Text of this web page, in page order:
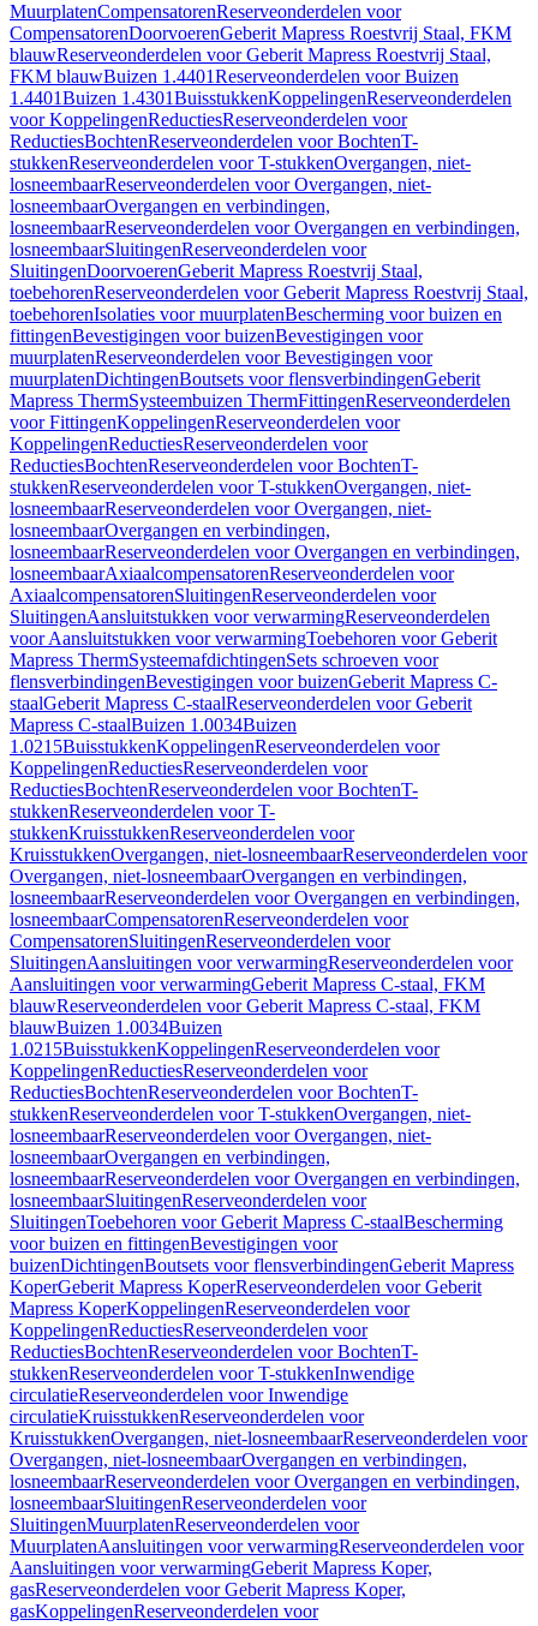
MuurplatenCompensatorenReserveonderdelen voor
CompensatorenDoorvoerenGeberit Mapress Roestvrij Staal, FKM
blauwReserveonderdelen voor Geberit Mapress Roestvrij Staal,
FKM blauwBuizen 1.4401Reserveonderdelen voor Buizen
1.4401Buizen 1.4301BuisstukkenKoppelingenReserveonderdelen
voor KoppelingenReductiesReserveonderdelen voor
ReductiesBochtenReserveonderdelen voor BochtenT-
stukkenReserveonderdelen voor T-stukkenOvergangen, niet-
losneembaarReserveonderdelen voor Overgangen, niet-
losneembaarOvergangen en verbindingen,
losneembaarReserveonderdelen voor Overgangen en verbindingen,
losneembaarSluitingenReserveonderdelen voor
SluitingenDoorvoerenGeberit Mapress Roestvrij Staal,
toebehorenReserveonderdelen voor Geberit Mapress Roestvrij Staal,
toebehorenIsolaties voor muurplatenBescherming voor buizen en
fittingenBevestigingen voor buizenBevestigingen voor
muurplatenReserveonderdelen voor Bevestigingen voor
muurplatenDichtingenBoutsets voor flensverbindingenGeberit
Mapress ThermSysteembuizen ThermFittingenReserveonderdelen
voor FittingenKoppelingenReserveonderdelen voor
KoppelingenReductiesReserveonderdelen voor
ReductiesBochtenReserveonderdelen voor BochtenT-
stukkenReserveonderdelen voor T-stukkenOvergangen, niet-
losneembaarReserveonderdelen voor Overgangen, niet-
losneembaarOvergangen en verbindingen,
losneembaarReserveonderdelen voor Overgangen en verbindingen,
losneembaarAxiaalcompensatorenReserveonderdelen voor
AxiaalcompensatorenSluitingenReserveonderdelen voor
SluitingenAansluitstukken voor verwarmingReserveonderdelen
voor Aansluitstukken voor verwarmingToebehoren voor Geberit
Mapress ThermSysteemafdichtingenSets schroeven voor
flensverbindingenBevestigingen voor buizenGeberit Mapress C-
staalGeberit Mapress C-staalReserveonderdelen voor Geberit
Mapress C-staalBuizen 1.0034Buizen
1.0215BuisstukkenKoppelingenReserveonderdelen voor
KoppelingenReductiesReserveonderdelen voor
ReductiesBochtenReserveonderdelen voor BochtenT-
stukkenReserveonderdelen voor T-
stukkenKruisstukkenReserveonderdelen voor
KruisstukkenOvergangen, niet-losneembaarReserveonderdelen voor
Overgangen, niet-losneembaarOvergangen en verbindingen,
losneembaarReserveonderdelen voor Overgangen en verbindingen,
losneembaarCompensatorenReserveonderdelen voor
CompensatorenSluitingenReserveonderdelen voor
SluitingenAansluitingen voor verwarmingReserveonderdelen voor
Aansluitingen voor verwarmingGeberit Mapress C-staal, FKM
blauwReserveonderdelen voor Geberit Mapress C-staal, FKM
blauwBuizen 1.0034Buizen
1.0215BuisstukkenKoppelingenReserveonderdelen voor
KoppelingenReductiesReserveonderdelen voor
ReductiesBochtenReserveonderdelen voor BochtenT-
stukkenReserveonderdelen voor T-stukkenOvergangen, niet-
losneembaarReserveonderdelen voor Overgangen, niet-
losneembaarOvergangen en verbindingen,
losneembaarReserveonderdelen voor Overgangen en verbindingen,
losneembaarSluitingenReserveonderdelen voor
SluitingenToebehoren voor Geberit Mapress C-staalBescherming
voor buizen en fittingenBevestigingen voor
buizenDichtingenBoutsets voor flensverbindingenGeberit Mapress
KoperGeberit Mapress KoperReserveonderdelen voor Geberit
Mapress KoperKoppelingenReserveonderdelen voor
KoppelingenReductiesReserveonderdelen voor
ReductiesBochtenReserveonderdelen voor BochtenT-
stukkenReserveonderdelen voor T-stukkenInwendige
circulatieReserveonderdelen voor Inwendige
circulatieKruisstukkenReserveonderdelen voor
KruisstukkenOvergangen, niet-losneembaarReserveonderdelen voor
Overgangen, niet-losneembaarOvergangen en verbindingen,
losneembaarReserveonderdelen voor Overgangen en verbindingen,
losneembaarSluitingenReserveonderdelen voor
SluitingenMuurplatenReserveonderdelen voor
MuurplatenAansluitingen voor verwarmingReserveonderdelen voor
Aansluitingen voor verwarmingGeberit Mapress Koper,
gasReserveonderdelen voor Geberit Mapress Koper,
gasKoppelingenReserveonderdelen voor